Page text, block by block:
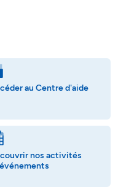
au Centre d'aide
nos activités